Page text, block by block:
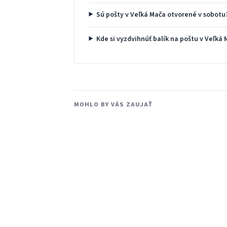
Sú pošty v Veľká Mača otvorené v
Kde si vyzdvihnúť balík na poštu v Veľká
MOHLO BY VÁS ZAUJAŤ